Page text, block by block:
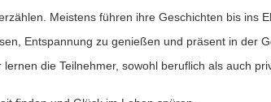
Meistens führen ihre Geschichten bis ins
Entspannung zu genießen und präsent in der
die Teilnehmer, sowohl beruflich als auch